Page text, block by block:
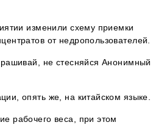
изменили схему приемки
от недропользователей.
не стесняйся Анонимный
опять же, на китайском языке.
рабочего веса, при этом